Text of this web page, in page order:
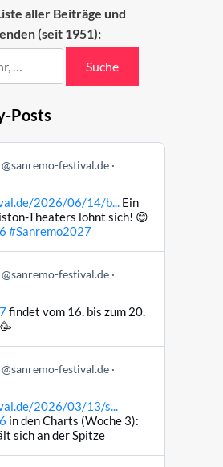
aller Beiträge und
(seit 1951):
Suche
Posts
@sanremo-festival.de
2026/06/14/b...Ein
Theaters lohnt sich! 😊
#Sanremo2027
@sanremo-festival.de
findet vom 16. bis zum 20.
@sanremo-festival.de
2026/03/13/s...
in den Charts (Woche 3):
sich an der Spitze